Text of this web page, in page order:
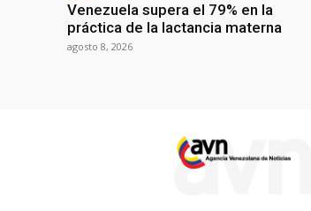
Venezuela supera el 79% en la
práctica de la lactancia materna
agosto 8, 2026